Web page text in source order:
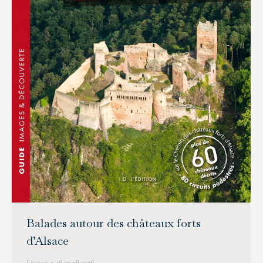
Balades autour des châteaux forts
d’Alsace